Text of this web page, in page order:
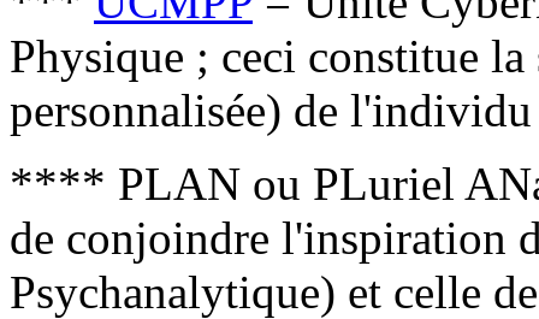
Physique ; ceci constitue
personnalisée) de
**** PLAN ou PLuriel
de conjoindre l'inspiration
Psychanalytique) et celle